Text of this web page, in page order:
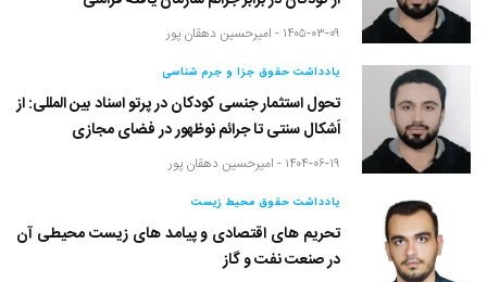
۱۴۰۵-۰۳-۰۹ - امیرحسین دهقان پور
یادداشت حقوق جزا و جرم شناسی
تحول استثمار جنسی کودکان در پرتو اسناد بین المللی: از
اَشکال سنتی تا جرائم نوظهور در فضای مجازی
۱۴۰۴-۰۶-۱۹ - امیرحسین دهقان پور
یادداشت حقوق محیط زیست
تحریم های اقتصادی و پیامد های زیست محیطی آن
در صنعت نفت و گاز